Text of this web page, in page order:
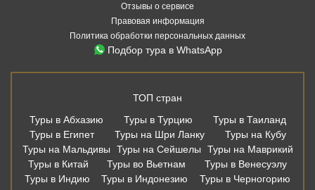
Отзывы о сервисе
Правовая информация
Политика обработки персональных данных
Подбор тура в WhatsApp
ТОП стран
Туры в Абхазию
Туры в Турцию
Туры в Таиланд
Туры в Египет
Туры на Шри Ланку
Туры на Кубу
Туры на Мальдивы
Туры на Сейшелы
Туры на Маврикий
Туры в Китай
Туры во Вьетнам
Туры в Венесуэлу
Туры в Индию
Туры в Индонезию
Туры в Черногорию